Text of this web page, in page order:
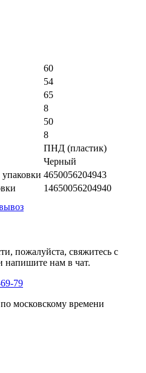
60
54
65
8
50
8
ПНД (пластик)
Черный
4650056204943
14650056204940
пожалуйста, свяжитесь с
напишите нам в чат.
79
московскому времени